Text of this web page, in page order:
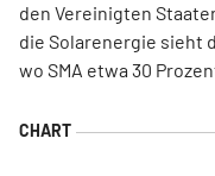
den Vereinigten
die Solarenergie sieht
wo SMA etwa 30